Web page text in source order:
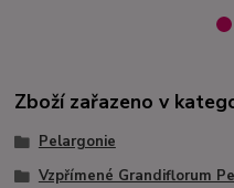
Zboží zařazeno v
Pelargonie
Vzpřímené Grandiflorum